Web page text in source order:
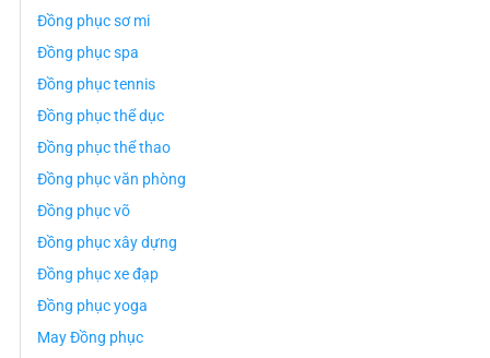
Đồng phục sơ mi
Đồng phục spa
Đồng phục tennis
Đồng phục thể dục
Đồng phục thể thao
Đồng phục văn phòng
Đồng phục võ
Đồng phục xây dựng
Đồng phục xe đạp
Đồng phục yoga
May Đồng phục